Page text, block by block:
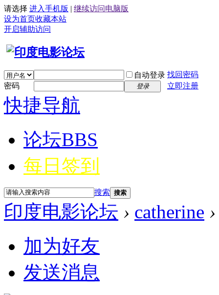
请选择 进入手机版 | 继续访问电脑版
设为首页收藏本站
开启辅助访问
自动登录 找回密码
密码
登录 立即注册
快捷导航
论坛BBS
每日签到
搜索 搜索
印度电影论坛 › catherine ›
加为好友
发送消息